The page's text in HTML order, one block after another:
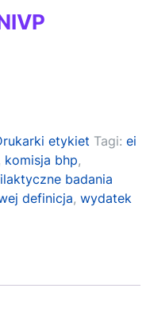
etykiet Tagi: ei
komisja bhp,
badania
definicja, wydatek